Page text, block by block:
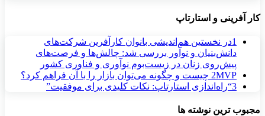
کار آفرینی و استارتاپ
1در نخستین هم‌اندیشی بانوان کارآفرین شرکت‌های
دانش‌بنیان و نوآور بررسی شد: چالش‌ها و فرصت‌های
پیش‌روی زنان در زیست‌بوم نوآوری و فناوری کشور
2MVP چیست و چگونه می‌توان بازار را با آن فراهم کرد؟
3“راه‌اندازی استارتاپ: نکات کلیدی برای موفقیت”
مجبوب ترین نوشته ها